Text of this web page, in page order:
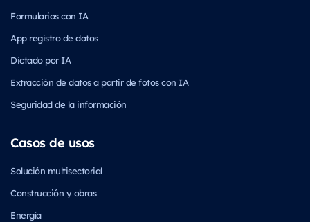
Formularios con IA
App registro de datos
Dictado por IA
Extracción de datos a partir de fotos con IA
Seguridad de la información
Casos de usos
Solución multisectorial
Construcción y obras
Energía